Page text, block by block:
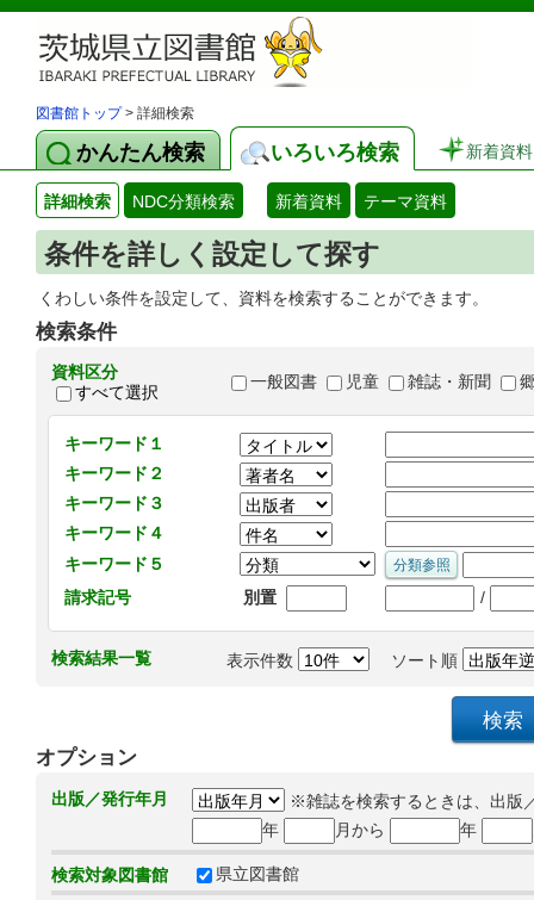
図書館トップ> 詳細検索
かんたん検索 いろいろ検索 新着資料
詳細検索 NDC分類検索 新着資料 テーマ資料
条件を詳しく設定して探す
くわしい条件を設定して、資料を検索することができます。
検索条件
資料区分
すべて選択
一般図書 児童 雑誌・新聞
キーワード１
キーワード２
キーワード３
キーワード４
キーワード５
請求記号
別置 /
検索結果一覧 表示件数 ソート順
オプション
出版／発行年月
※雑誌を検索するときは、出版
年
月から 年
検索対象図書館 県立図書館